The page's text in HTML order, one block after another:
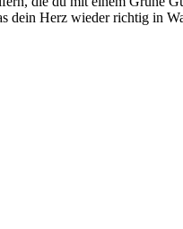
dein Herz wieder richtig in